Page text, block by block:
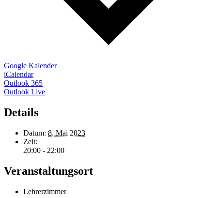
Google Kalender
iCalendar
Outlook 365
Outlook Live
Details
Datum: 8. Mai 2023
Zeit:
20:00 - 22:00
Veranstaltungsort
Lehrerzimmer